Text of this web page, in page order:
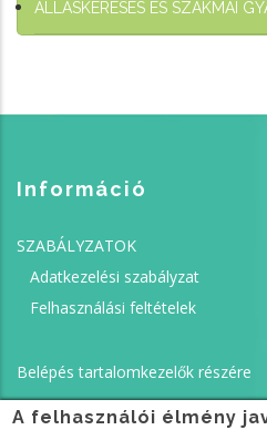
ÁLLÁSKERESÉS ÉS SZAKMAI
Információ
SZABÁLYZATOK
Adatkezelési szabályzat
Felhasználási feltételek
Belépés tartalomkezelők részére
A felhasználói élmény